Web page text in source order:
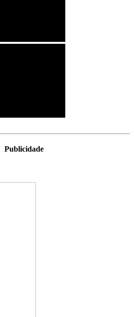
Publicidade